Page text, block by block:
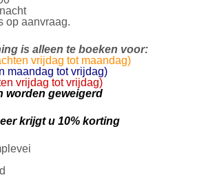
op aanvraag.
is alleen te boeken voor:
vrijdag tot maandag)
maandag tot vrijdag)
vrijdag tot vrijdag)
worden geweigerd
krijgt u 10% korting